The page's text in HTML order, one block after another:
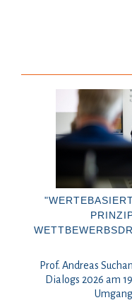
Prof. Andreas
Dialogs 2026 am